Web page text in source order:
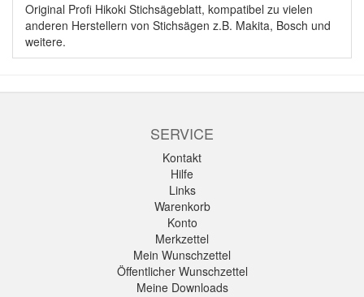
Original Profi Hikoki Stichsägeblatt, kompatibel zu vielen
anderen Herstellern von Stichsägen z.B. Makita, Bosch und
weitere.
SERVICE
Kontakt
Hilfe
Links
Warenkorb
Konto
Merkzettel
Mein Wunschzettel
Öffentlicher Wunschzettel
Meine Downloads